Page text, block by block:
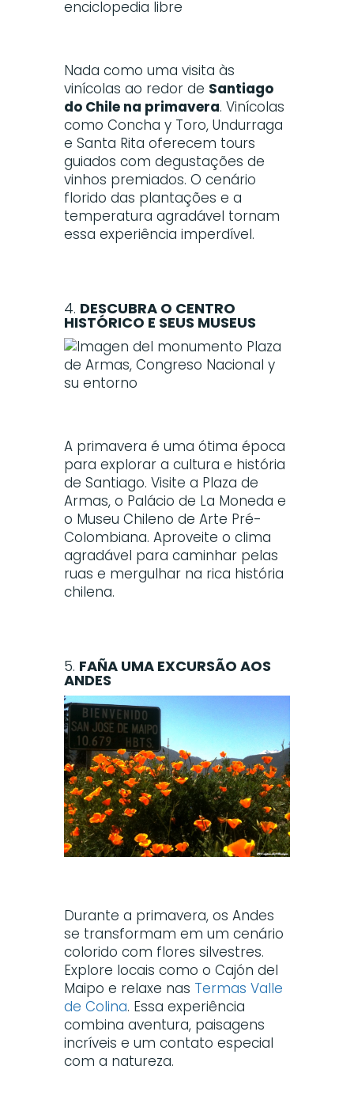
Nada como uma visita às
vinícolas ao redor de Santiago
do Chile na primavera. Vinícolas
como Concha y Toro, Undurraga
e Santa Rita oferecem tours
guiados com degustações de
vinhos premiados. O cenário
florido das plantações e a
temperatura agradável tornam
essa experiência imperdível.
4. DESCUBRA O CENTRO
HISTÓRICO E SEUS MUSEUS
A primavera é uma ótima época
para explorar a cultura e história
de Santiago. Visite a Plaza de
Armas, o Palácio de La Moneda e
o Museu Chileno de Arte Pré-
Colombiana. Aproveite o clima
agradável para caminhar pelas
ruas e mergulhar na rica história
chilena.
5. FAÑA UMA EXCURSÃO AOS
ANDES
Durante a primavera, os Andes
se transformam em um cenário
colorido com flores silvestres.
Explore locais como o Cajón del
Maipo e relaxe nas Termas Valle
de Colina. Essa experiência
combina aventura, paisagens
incríveis e um contato especial
com a natureza.